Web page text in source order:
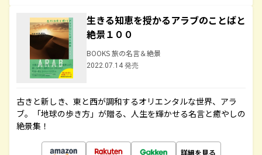
生きる知恵を授かるアラブのことばと
絶景１００
BOOKS 旅の名言＆絶景
2022.07.14 発売
古きと新しき、東と西が調和するオリエンタルな世界、アラ
ブ。「地球の歩き方」が贈る、人生を輝かせる名言と癒やしの
絶景集！
詳細を見る